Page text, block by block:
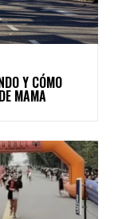
Y CÓMO
MAMA